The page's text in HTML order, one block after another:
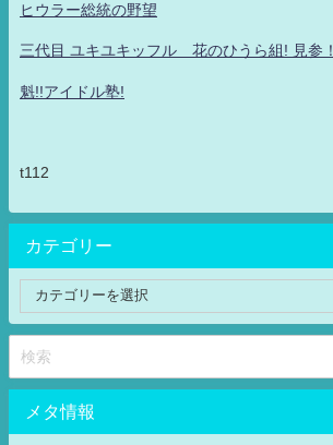
ヒウラー総統の野望
三代目 ユキユキッフル 花のひうら組! 見参！
魁!!アイドル塾!
t112
カテゴリー
メタ情報